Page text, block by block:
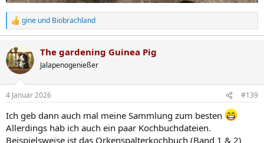
R
e
k
t
i
e
:
gine und Biobrachland
The gardening Guinea Pig
Jalapenogenießer
4 Januar 2026 #139
Ich geb dann auch mal meine Sammlung zum besten
Allerdings hab ich auch ein paar Kochbuchdateien.
Beispielsweise ist das Orkenspalterkochbuch (Band 1 & 2)